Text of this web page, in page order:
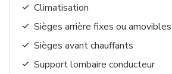
Climatisation
Sièges arrière fixes ou amovibles
Sièges avant chauffants
Support lombaire conducteur